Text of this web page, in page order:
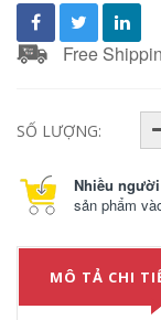
Free
SỐ LƯỢNG:
Nhiều
sản phẩm
MÔ TẢ CHI